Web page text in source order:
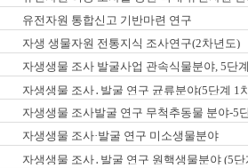
유전자원 통합신고 기반마련 연구
자생 생물자원 전통지식 조사연구(2차년도)
자생생물 조사 발굴사업 관속식물분야, 5단
자생생물 조사․발굴 연구 균류분야(5단계 1
자생생물 조사발굴 연구 무척추동물 분야-5
자생생물 조사·발굴 연구 미소생물분야
자생생물 조사․발굴 연구 원핵생물분야 (5